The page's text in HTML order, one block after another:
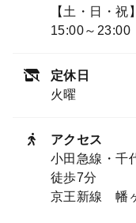
【土・日・祝】
15:00～23:00
定休日
火曜
アクセス
小田急線・千
徒歩7分
京王新線 幡